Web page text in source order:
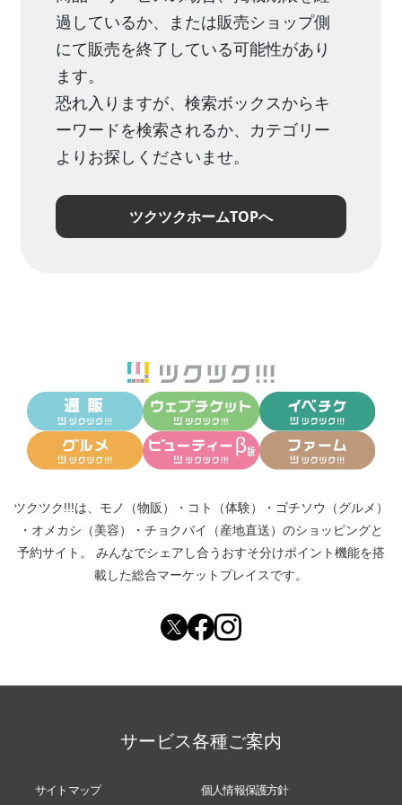
過しているか、または販売ショップ側
にて販売を終了している可能性があり
ます。
恐れ入りますが、検索ボックスからキ
ーワードを検索されるか、カテゴリー
よりお探しくださいませ。
ツクツクホームTOPへ
ツクツク!!!は、 モノ（物販） ・ コト（体験） ・ ゴチソウ（グルメ）
・ オメカシ（美容） ・ チョクバイ（産地直送） のショッピングと
予約サイト。
みんなでシェアし合う おすそ分けポイント機能を搭
載した総合マーケットプレイスです。
サービス各種ご案内
サイトマップ 個人情報保護方針